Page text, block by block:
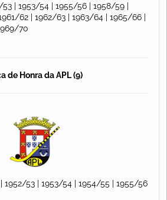
| 1953/54 | 1955/56 | 1958/59 |
62 | 1962/63 | 1963/64 | 1965/66 |
70
de Honra da APL (9)
| 1952/53 | 1953/54 | 1954/55 | 1955/56